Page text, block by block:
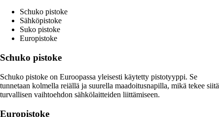
Schuko pistoke
Sähköpistoke
Suko pistoke
Europistoke
Schuko pistoke
Schuko pistoke on Euroopassa yleisesti käytetty pistotyyppi. Se
tunnetaan kolmella reiällä ja suurella maadoitusnapilla, mikä tekee siitä
turvallisen vaihtoehdon sähkölaitteiden liittämiseen.
Europistoke